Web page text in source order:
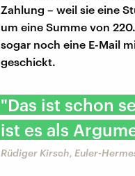
Zahlung – weil sie eine
um eine Summe von
sogar noch eine E-Mail
geschickt.
"Das ist schon
ist es als
Rüdiger Kirsch, Euler-